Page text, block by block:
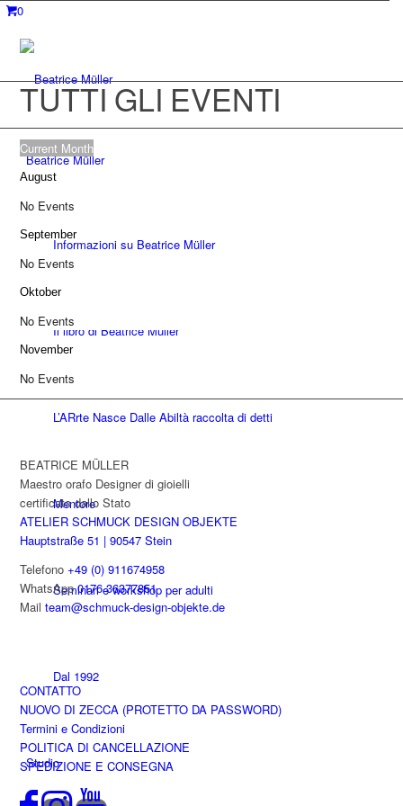
0
Beatrice Müller
Informazioni su Beatrice Müller
Il libro di Beatrice Müller
L’ARrte Nasce Dalle Abiltà raccolta di detti
Mentore
Seminari e workshop per adulti
Dal 1992
Studio
TUTTI GLI EVENTI
Current Month
August
No Events
September
No Events
Oktober
No Events
November
No Events
BEATRICE MÜLLER
Maestro orafo Designer di gioielli
certificato dallo Stato
ATELIER SCHMUCK DESIGN OBJEKTE
Hauptstraße 51 | 90547 Stein
Telefono+49 (0) 911674958
WhatsApp0176 36377851
Mailteam@schmuck-design-objekte.de
CONTATTO
NUOVO DI ZECCA (PROTETTO DA PASSWORD)
Termini e Condizioni
POLITICA DI CANCELLAZIONE
SPEDIZIONE E CONSEGNA